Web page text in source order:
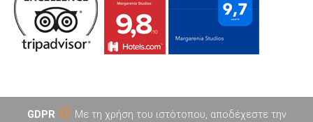
GDPR Με τη χρήση του ιστότοπου, αποδέχεστε την